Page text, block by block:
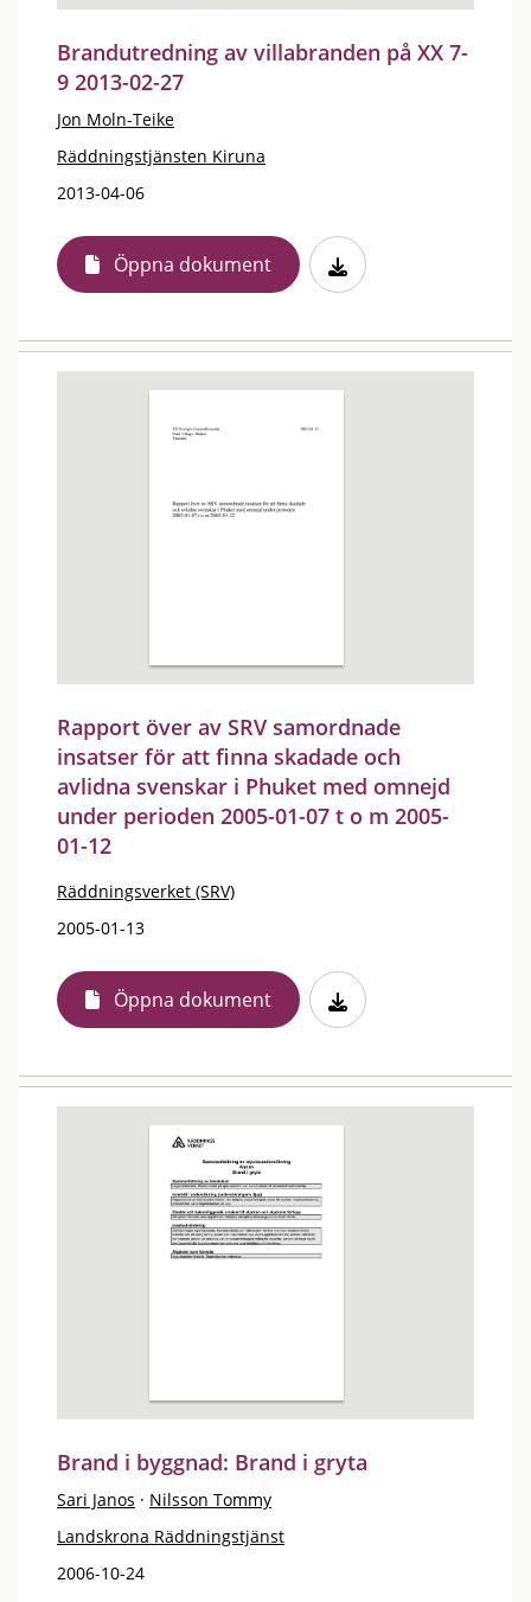
Brandutredning av villabranden på XX 7-
9 2013-02-27
Jon Moln-Teike
Räddningstjänsten Kiruna
2013-04-06
Öppna dokument
Rapport över av SRV samordnade
insatser för att finna skadade och
avlidna svenskar i Phuket med omnejd
under perioden 2005-01-07 t o m 2005-
01-12
Räddningsverket (SRV)
2005-01-13
Öppna dokument
Brand i byggnad: Brand i gryta
Sari Janos · Nilsson Tommy
Landskrona Räddningstjänst
2006-10-24